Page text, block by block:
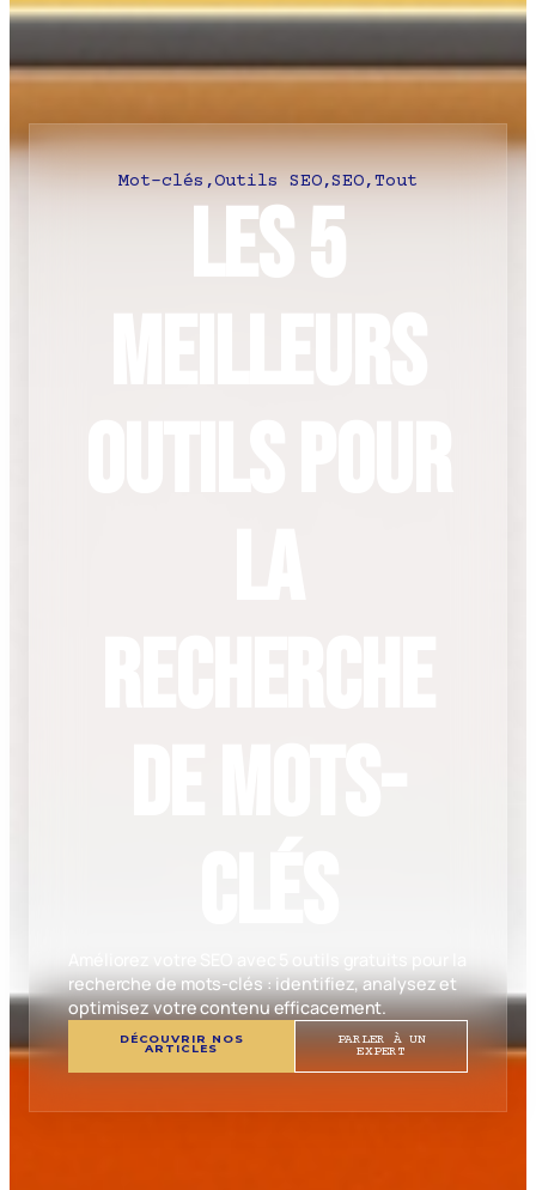
Mot-clés ,Outils SEO,SEO,Tout
Les 5
recherche de mots-clés : identifiez, analysez et
optimisez votre contenu efficacement.
DÉCOUVRIR NOS
ARTICLES
PARLER À UN
EXPERT